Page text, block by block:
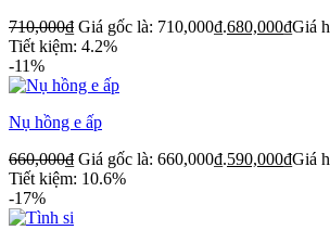
710,000₫ Giá gốc là: 710,000₫.680,000₫Giá
Tiết kiệm: 4.2%
-11%
Nụ hồng e ấp
660,000₫ Giá gốc là: 660,000₫.590,000₫Giá
Tiết kiệm: 10.6%
-17%